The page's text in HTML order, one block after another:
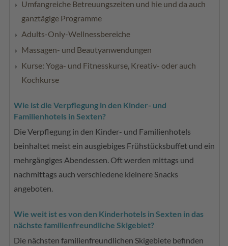
Umfangreiche Betreuungszeiten und hie und da auch
ganztägige Programme
Adults-Only-Wellnessbereiche
Massagen- und Beautyanwendungen
Kurse: Yoga- und Fitnesskurse, Kreativ- oder auch
Kochkurse
Wie ist die Verpflegung in den Kinder- und
Familienhotels in Sexten?
Die Verpflegung in den Kinder- und Familienhotels
beinhaltet meist ein ausgiebiges Frühstücksbuffet und ein
mehrgängiges Abendessen. Oft werden mittags und
nachmittags auch verschiedene kleinere Snacks
angeboten.
Wie weit ist es von den Kinderhotels in Sexten in das
nächste familienfreundliche Skigebiet?
Die nächsten familienfreundlichen Skigebiete befinden